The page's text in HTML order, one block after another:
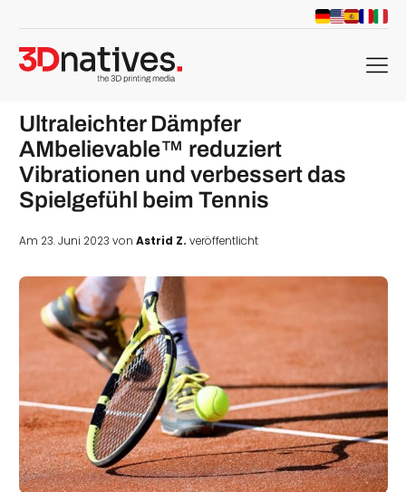
menu
Ultraleichter Dämpfer
AMbelievable™ reduziert
Vibrationen und verbessert das
Spielgefühl beim Tennis
Am 23. Juni 2023 von Astrid Z. veröffentlicht